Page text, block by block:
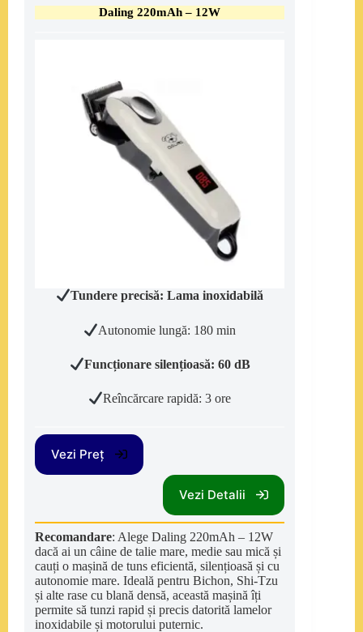
Daling 220mAh – 12W
Tundere precisă: Lama inoxidabilă
Autonomie lungă: 180 min
Funcționare silențioasă: 60 dB
Reîncărcare rapidă: 3 ore
Vezi Preț
Vezi Detalii
Recomandare: Alege Daling 220mAh – 12W
dacă ai un câine de talie mare, medie sau mică și
cauți o mașină de tuns eficientă, silențioasă și cu
autonomie mare. Ideală pentru Bichon, Shi-Tzu
și alte rase cu blană densă, această mașină îți
permite să tunzi rapid și precis datorită lamelor
inoxidabile și motorului puternic.